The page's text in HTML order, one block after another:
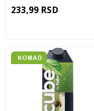
233,99 RSD